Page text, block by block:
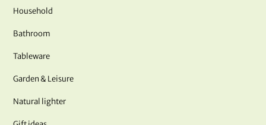
Household
Bathroom
Tableware
Garden & Leisure
Natural lighter